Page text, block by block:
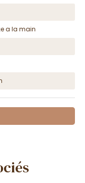
a la main